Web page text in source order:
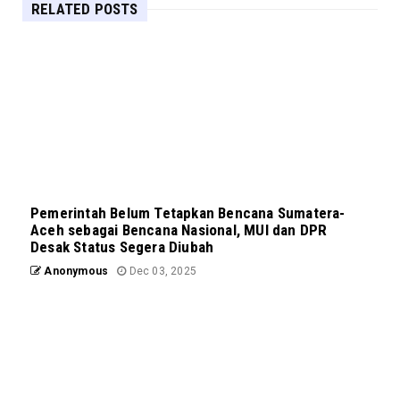
RELATED POSTS
Pemerintah Belum Tetapkan Bencana Sumatera-
Aceh sebagai Bencana Nasional, MUI dan DPR
Desak Status Segera Diubah
Anonymous Dec 03, 2025